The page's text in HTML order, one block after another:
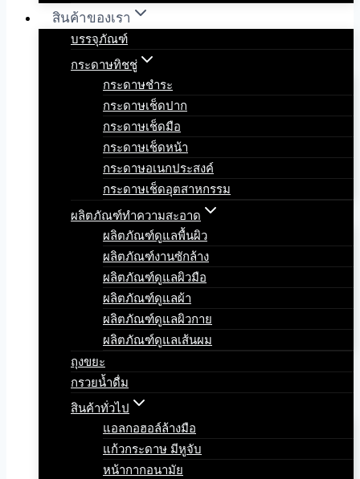
สินค้าของเรา
บรรจุภัณฑ์
กระดาษทิชชู่
กระดาษชำระ
กระดาษเช็ดปาก
กระดาษเช็ดมือ
กระดาษเช็ดหน้า
กระดาษอเนกประสงค์
กระดาษเช็ดอุตสาหกรรม
ผลิตภัณฑ์ทำความสะอาด
ผลิตภัณฑ์ดูแลพื้นผิว
ผลิตภัณฑ์งานซักล้าง
ผลิตภัณฑ์ดูแลผิวมือ
ผลิตภัณฑ์ดูแลผ้า
ผลิตภัณฑ์ดูแลผิวกาย
ผลิตภัณฑ์ดูแลเส้นผม
ถุงขยะ
กรวยน้ำดื่ม
สินค้าทั่วไป
แอลกอฮอล์ล้างมือ
แก้วกระดาษ มีหูจับ
หน้ากากอนามัย